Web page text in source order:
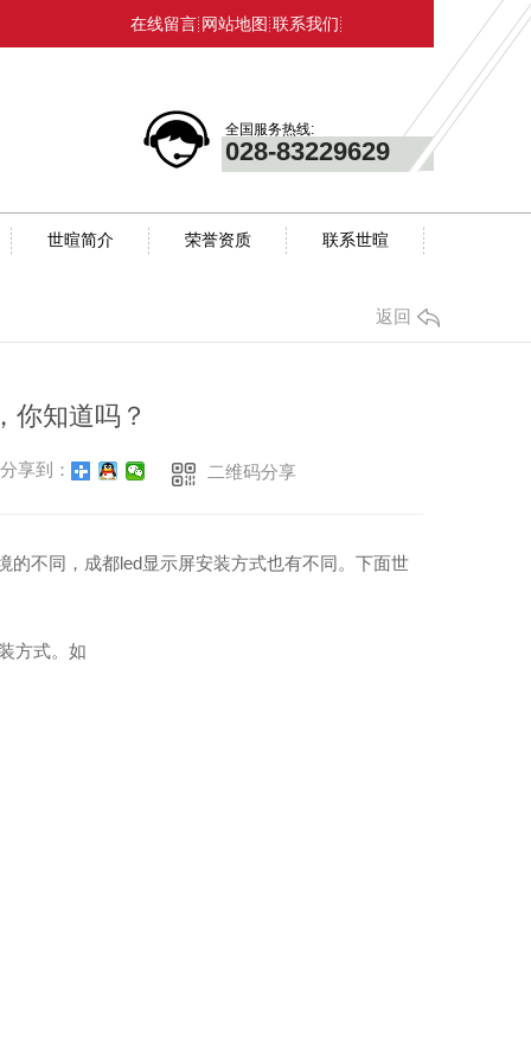
在线留言 网站地图 联系我们
全国服务热线:
028-83229629
世暄简介 荣誉资质 联系世暄
返回
你知道吗？
分享到： 二维码分享
的不同，成都led显示屏安装方式也有不同。下面世
方式。如